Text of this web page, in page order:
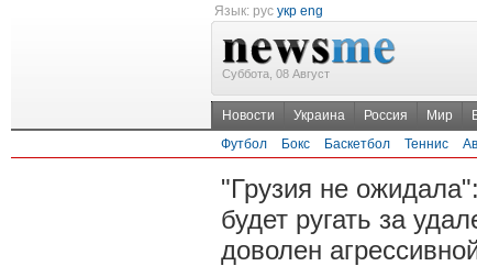
Язык: рус укр eng
Суббота, 08 Август
Новости Украина Россия Мир
Футбол
Бокс Баскетбол Теннис
"Грузия не
будет ругать за
доволен